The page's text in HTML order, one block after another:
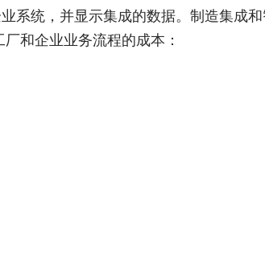
系统，并显示集成的数据。制造集成
和企业业务流程的成本：